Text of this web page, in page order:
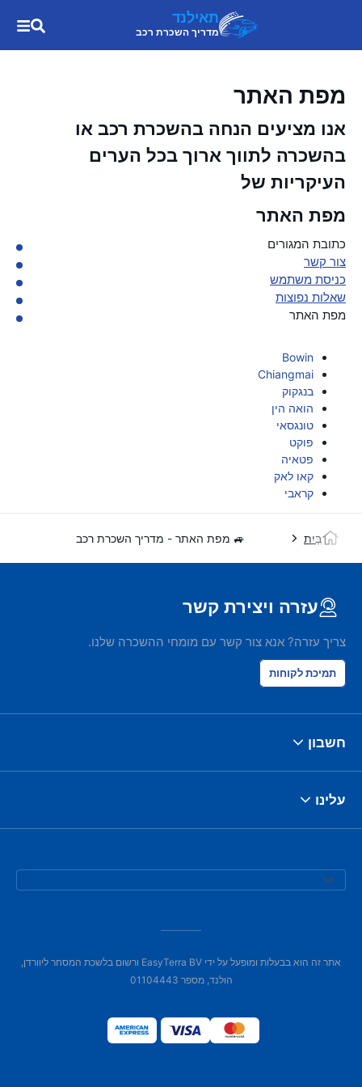
תאילנד
מדריך השכרת רכב
מפת האתר
אנו מציעים הנחה בהשכרת רכב או
בהשכרה לתווך ארוך בכל הערים
העיקריות של
מפת האתר
כתובת המגורים
צור קשר
כניסת משתמש
שאלות נפוצות
מפת האתר
Bowin
Chiangmai
בנגקוק
הואה הין
טונגסאי
פוקט
פטאיה
קאו לאק
קראבי
בַּיִת 🚙 מפת האתר - מדריך השכרת רכב
עזרה ויצירת קשר
צריך עזרה? אנא צור קשר עם מומחי ההשכרה שלנו.
תמיכת לקוחות
חשבון
עלינו
אתר זה הוא בבעלות ומופעל על ידי EasyTerra BV ורשום בלשכת המסחר ליוורדן,
הולנד, מספר 01104443